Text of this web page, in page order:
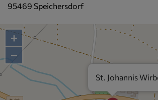
95469 Speichersdorf
St. Johannis
+
−